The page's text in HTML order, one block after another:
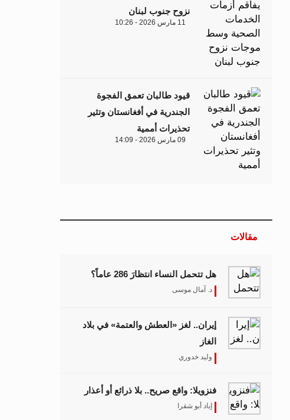
نزوح جنوب لبنان
11 مارس 2026 - 10:26
قيود طالبان تعمق الفجوة
الجندرية في أفغانستان وتثير
تحذيرات أممية
09 مارس 2026 - 14:09
مقالات
هل تتحمل النساء انتظارَ 286 عاماً؟
د. آمال موسى
إيران.. لغز «العطش والعتمة» في بلاد
الغاز
وليد خدوري
فنزويلا: واقع صريح.. بلا ذرائع أو أعذار
إياد أبو شقرا